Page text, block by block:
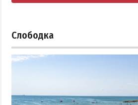
Слободка